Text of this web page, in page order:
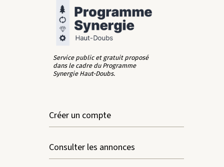
Service public et gratuit proposé
dans le cadre du Programme
Synergie Haut-Doubs.
Créer un compte
Consulter les annonces